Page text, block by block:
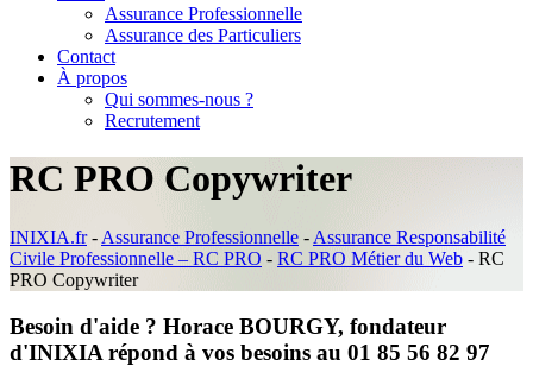
Assurance Professionnelle
Assurance des Particuliers
Contact
À propos
Qui sommes-nous ?
Recrutement
RC PRO Copywriter
INIXIA.fr- Assurance Professionnelle - Assurance Responsabilité
Civile Professionnelle – RC PRO - RC PRO Métier du Web - RC
PRO Copywriter
Besoin d'aide ? Horace BOURGY, fondateur
d'INIXIA répond à vos besoins au 01 85 56 82 97